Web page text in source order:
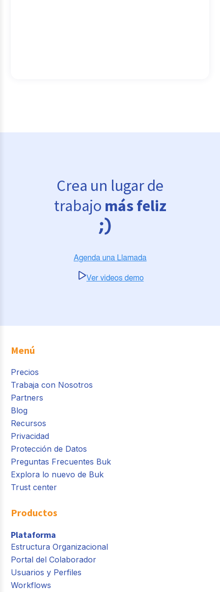
Crea un lugar de
trabajo más feliz
Menú
Precios
Trabaja con Nosotros
Partners
Blog
Recursos
Privacidad
Protección de Datos
Preguntas Frecuentes Buk
Explora lo nuevo de Buk
Trust center
Productos
Plataforma
Estructura Organizacional
Portal del Colaborador
Usuarios y Perfiles
Workflows